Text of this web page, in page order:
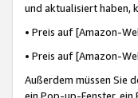
und aktualisiert haben,
• Preis auf [Amazon-
• Preis auf [Amazon-
Außerdem müssen Sie
ein Pop-up-Fenster,